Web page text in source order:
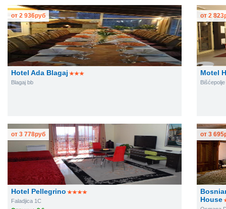
Hotel Ada Blagaj
Blagaj bb
от 2 936руб
Motel
от 2 823
Hotel Pellegrino
Faladjica 1C
от 3 778руб
House
от 3 695